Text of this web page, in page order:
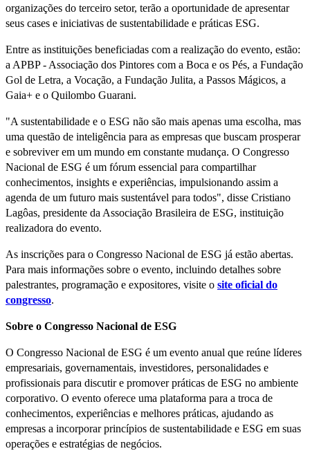
organizações do terceiro setor, terão a oportunidade de apresentar
seus cases e iniciativas de sustentabilidade e práticas ESG.
Entre as instituições beneficiadas com a realização do evento, estão:
a APBP - Associação dos Pintores com a Boca e os Pés, a Fundação
Gol de Letra, a Vocação, a Fundação Julita, a Passos Mágicos, a
Gaia+ e o Quilombo Guarani.
"A sustentabilidade e o ESG não são mais apenas uma escolha, mas
uma questão de inteligência para as empresas que buscam prosperar
e sobreviver em um mundo em constante mudança. O Congresso
Nacional de ESG é um fórum essencial para compartilhar
conhecimentos, insights e experiências, impulsionando assim a
agenda de um futuro mais sustentável para todos", disse Cristiano
Lagôas, presidente da Associação Brasileira de ESG, instituição
realizadora do evento.
As inscrições para o Congresso Nacional de ESG já estão abertas.
Para mais informações sobre o evento, incluindo detalhes sobre
palestrantes, programação e expositores, visite o site oficial do
congresso.
Sobre o Congresso Nacional de ESG
O Congresso Nacional de ESG é um evento anual que reúne líderes
empresariais, governamentais, investidores, personalidades e
profissionais para discutir e promover práticas de ESG no ambiente
corporativo. O evento oferece uma plataforma para a troca de
conhecimentos, experiências e melhores práticas, ajudando as
empresas a incorporar princípios de sustentabilidade e ESG em suas
operações e estratégias de negócios.